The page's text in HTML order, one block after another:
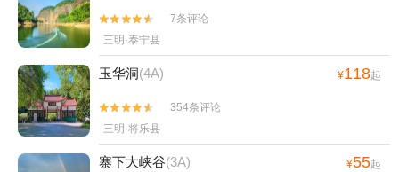


7条评论
三明·泰宁县
玉华洞(4A) ¥118起


354条评论
三明·将乐县
寨下大峡谷(3A) ¥55起